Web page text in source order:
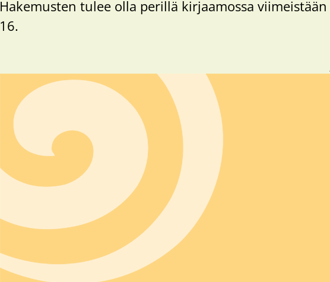
Hakemusten tulee olla perillä kirjaamossa
16.